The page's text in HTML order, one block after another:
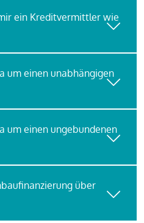
ein Kreditvermittler wie
um einen unabhängigen
um einen ungebundenen
über